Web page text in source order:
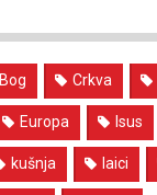
Bog Crkva
Europa Isus
kušnja laici